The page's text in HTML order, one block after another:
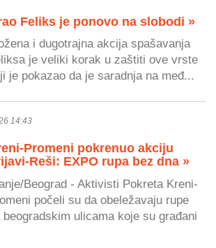
Feliks je ponovo na slobodi »
i dugotrajna akcija spašavanja
je veliki korak u zaštiti ove vrste
je pokazao da je saradnja na međ...
14:43
Promeni pokrenuo akciju
Reši: EXPO rupa bez dna »
Beograd - Aktivisti Pokreta Kreni-
počeli su da obeležavaju rupe
beogradskim ulicama koje su građani